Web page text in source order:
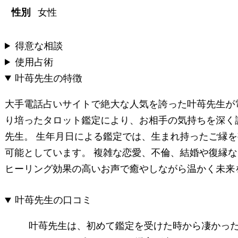
性別
女性
得意な相談
使用占術
叶苺先生の特徴
大手電話占いサイトで絶大な人気を誇った叶苺先生
り培ったタロット鑑定により、お相手の気持ちを深
先生。 生年月日による鑑定では、生まれ持ったご縁
可能としています。 複雑な恋愛、不倫、結婚や復縁
ヒーリング効果の高いお声で癒やしながら温かく未来
叶苺先生の口コミ
叶苺先生は、初めて鑑定を受けた時から凄かっ